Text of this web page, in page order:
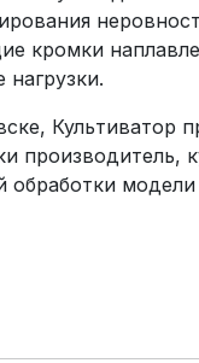
кромки
Культиватор
производитель,
обработки